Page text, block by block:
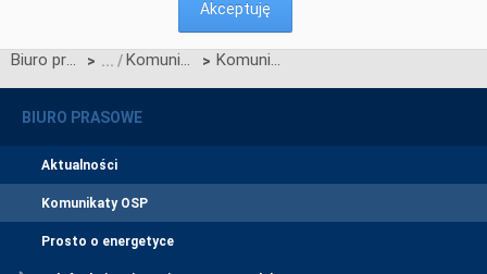
Akceptuję
Biuro prasowe > Komunikaty OSP > Komunikat w sprawie ogłoszenia wyników jednostronnego przetargu miesięcznego na zdolności przesyłowe połączenia PSE S.A. i NEK UKRENERGO na LIPIEC 2017 r.
BIURO PRASOWE
Aktualności
Komunikaty OSP
Prosto o energetyce